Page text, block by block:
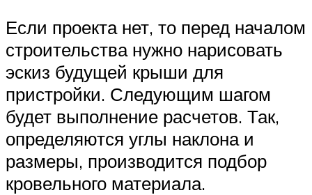
Если проекта нет, то перед началом
строительства нужно нарисовать
эскиз будущей крыши для
пристройки. Следующим шагом
будет выполнение расчетов. Так,
определяются углы наклона и
размеры, производится подбор
кровельного материала.